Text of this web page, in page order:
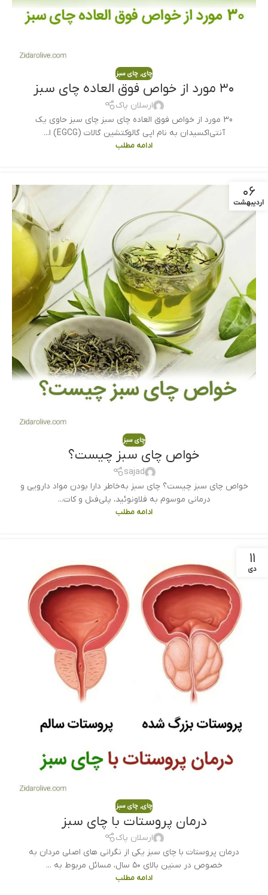
چای, چای سبز
۳۰ مورد از خواص فوق العاده چای سبز
ارسلان پاک
30 مورد از خواص فوق العاده چای سبز چای سبز حاوی یک
آنتی‌اکسیدان به نام اپی گالوکتشین گالات (EGCG) ا...
ادامه مطلب
۰۶
اردیبهشت
چای سبز
خواص چای سبز چیست؟
sajad
خواص چای سبز چیست؟ چای سبز به‌خاطر دارا بودن مواد دارویی و
درمانی موسوم به فلاونوئید، پلی‌فنل و کات...
ادامه مطلب
۱۱
دی
چای, چای سبز
درمان پروستات با چای سبز
ارسلان پاک
درمان پروستات با چای سبز یکی از نگرانی های اصلی مردان به
خصوص در سنین بالای ۵۰ سال، مسائل مربوط به ...
ادامه مطلب